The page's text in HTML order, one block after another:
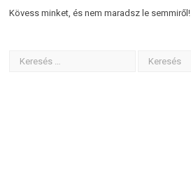
Kövess minket, és nem maradsz le semmiről!